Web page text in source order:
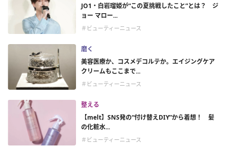
JO1・白岩瑠姫が“この夏挑戦したこと”とは？ ジ
ョー マロー...
＃ビューティーニュース
磨く
美容医療か、コスメデコルテか。エイジングケア
クリームもここまで...
＃ビューティーニュース
整える
【melt】SNS発の“付け替えDIY”から着想！ 髪
の化粧水...
＃ビューティーニュース